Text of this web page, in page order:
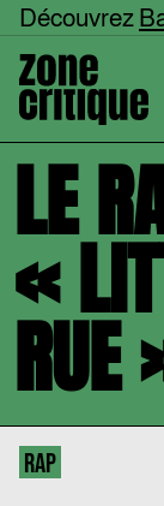
Découvrez
LE
«
RAP